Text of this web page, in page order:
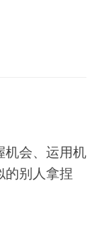
机会、运用机
的别人拿捏